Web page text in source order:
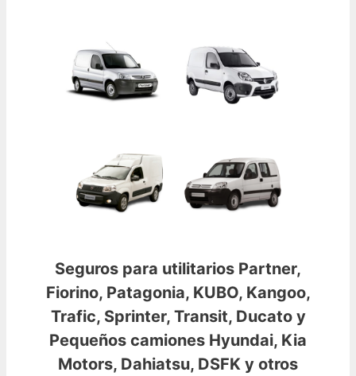
Seguros para utilitarios Partner,
Fiorino, Patagonia, KUBO, Kangoo,
Trafic, Sprinter, Transit, Ducato y
Pequeños camiones Hyundai, Kia
Motors, Dahiatsu, DSFK y otros